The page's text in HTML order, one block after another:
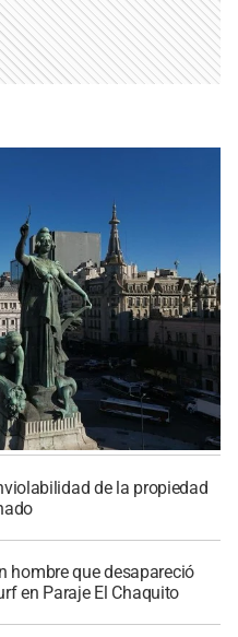
de la propiedad
hombre que desapareció
en Paraje El Chaquito